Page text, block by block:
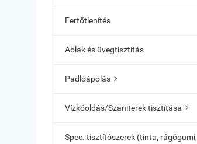
Fertőtlenítés
Ablak és üvegtisztítás
Padlóápolás 
Vízkőoldás/Szaniterek tisztítása 
Spec. tisztítószerek (tinta, rágógumi,